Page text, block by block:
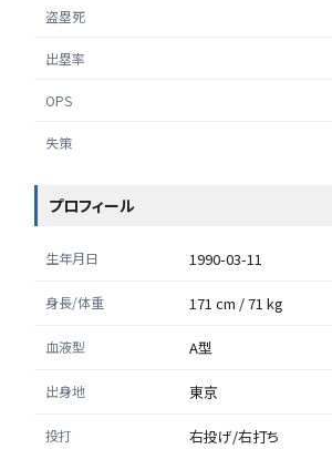
盗塁死
出塁率
OPS
失策
プロフィール
生年月日 1990-03-11
身長/体重 171 cm / 71 kg
血液型 A型
出身地 東京
投打 右投げ/右打ち